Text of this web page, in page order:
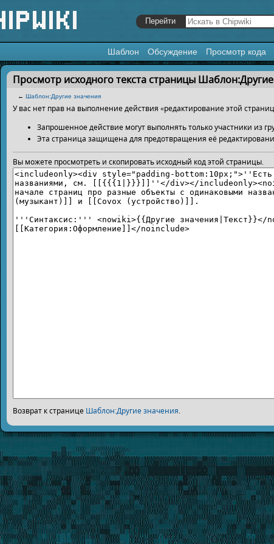
Шаблон Обсуждение Просмотр кода
Перейти к:навигация,поиск
Просмотр исходного текста страницы
← Шаблон:Другие значения
У вас нет прав на выполнение действия «редактирование этой
Запрошенное действие могут выполнять только участники из
Эта страница защищена для предотвращения её
Вы можете просмотреть и скопировать исходный код этой страницы.
Возврат к странице Шаблон:Другие значения.